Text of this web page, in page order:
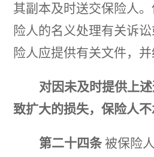
其副本及时送交保险人
险人的名义处理有关诉
险人应提供有关文件，并
对因未及时提供上
致扩大的损失，保险人不
第二十四条 被保险